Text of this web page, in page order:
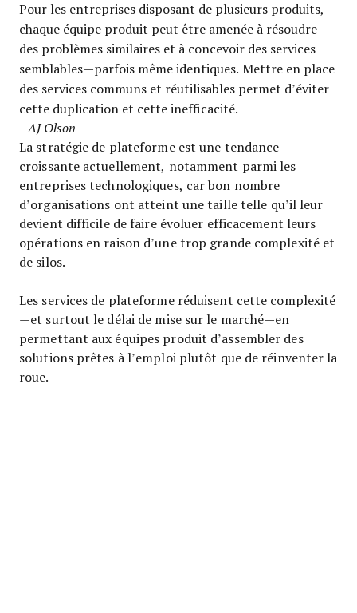
Pour les entreprises disposant de plusieurs produits,
chaque équipe produit peut être amenée à résoudre
des problèmes similaires et à concevoir des services
semblables—parfois même identiques. Mettre en place
des services communs et réutilisables permet d’éviter
cette duplication et cette inefficacité.
- AJ Olson
La stratégie de plateforme est une tendance
croissante actuellement, notamment parmi les
entreprises technologiques, car bon nombre
d’organisations ont atteint une taille telle qu’il leur
devient difficile de faire évoluer efficacement leurs
opérations en raison d’une trop grande complexité et
de silos.
Les services de plateforme réduisent cette complexité
—et surtout le délai de mise sur le marché—en
permettant aux équipes produit d’assembler des
solutions prêtes à l’emploi plutôt que de réinventer la
roue.